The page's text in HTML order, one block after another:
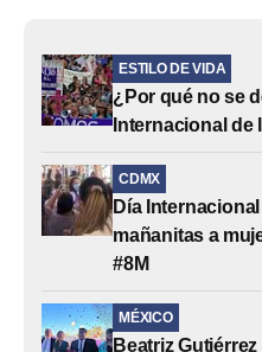
ESTILO DE VIDA
¿Por qué no se
Internacional de
CDMX
Día
mañanitas a
#8M
MÉXICO
Beatriz